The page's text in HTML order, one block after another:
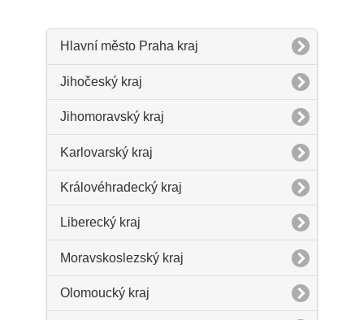
Hlavní město Praha kraj
Jihočeský kraj
Jihomoravský kraj
Karlovarský kraj
Královéhradecký kraj
Liberecký kraj
Moravskoslezský kraj
Olomoucký kraj